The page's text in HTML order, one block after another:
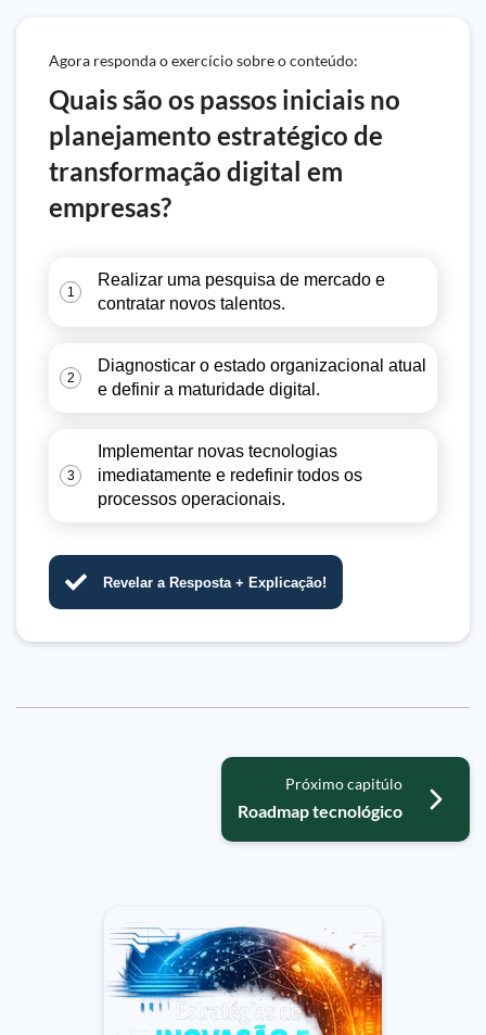
Agora responda o exercício sobre o conteúdo:
Quais são os passos iniciais no
planejamento estratégico de
transformação digital em
empresas?
1
Realizar uma pesquisa de mercado e
contratar novos talentos.
2
Diagnosticar o estado organizacional atual
e definir a maturidade digital.
3
Implementar novas tecnologias
imediatamente e redefinir todos os
processos operacionais.
Revelar a Resposta + Explicação!
Próximo capitúlo
Roadmap tecnológico